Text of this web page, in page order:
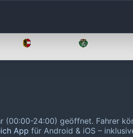
(00:00-24:00) geöffnet. Fahrer
App für Android & iOS –